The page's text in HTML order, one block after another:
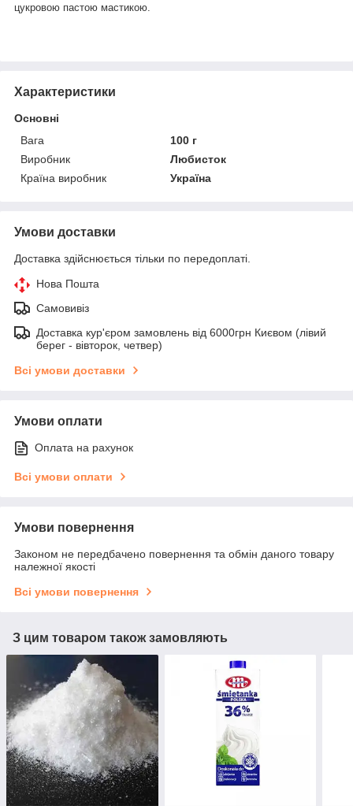
цукровою пастою мастикою.
Характеристики
Основні
Вага
100 г
Виробник
Любисток
Країна виробник
Україна
Умови доставки
Доставка здійснюється тільки по передоплаті.
Нова Пошта
Самовивіз
Доставка кур'єром замовлень від 6000грн Києвом (лівий
берег - вівторок, четвер)
Всі умови доставки
Умови оплати
Оплата на рахунок
Всі умови оплати
Умови повернення
Законом не передбачено повернення та обмін даного товару
належної якості
Всі умови повернення
З цим товаром також замовляють